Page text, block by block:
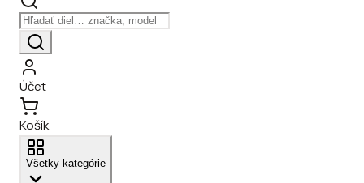
Účet
Košík
Všetky kategórie